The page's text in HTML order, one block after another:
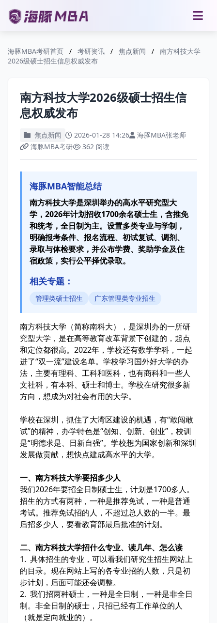
海豚MBA考研首页 / 考研资讯 / 焦点新闻 /
南方科技大学
2026级硕士招生信息权威发布
南方科技大学2026级硕士招生信
息权威发布
焦点新闻 2026-01-28 14:26
海豚MBA张老师
海豚MBA考研
362 阅读
海豚MBA智能总结
南方科技大学是深圳举办的高水平研究型大
学，2026年计划招收1700余名硕士生，含推免
和统考，全日制为主。设置多类专业与学制，
明确报考条件、报名流程、初试复试、调剂、
录取与体检要求，并公布学费、奖助学金及住
宿政策，实行公平择优录取。
相关专题：
管理类硕士招生 广东管理类专业招生
南方科技大学（简称南科大），是深圳办的一所研
究型大学，是在高等教育改革背景下创建的，起点
和定位都很高。2022年，学校还有数学学科，一起
进了“双一流”建设名单。学校学习国外好大学的办
法，主要有理科、工科和医科，也有商科和一些人
文社科，有本科、硕士和博士。学校在研究很多新
方向，想成为对社会有用的大学。
学校在深圳，抓住了大湾区建设的机遇，有“敢闯敢
试”的精神，办学特色是“创知、创新、创业”，校训
是“明德求是、日新自强”。学校想为国家创新和深圳
发展做贡献，想快点建成高水平的大学。
一、南方科技大学要招多少人
我们2026年要招全日制硕士生，计划是1700多人。
招生的方式有两种，一种是推荐免试，一种是普通
考试。推荐免试招的人，不超过总人数的一半。最
后招多少人，要看教育部最后批准的计划。
二、南方科技大学招什么专业、读几年、怎么读
1. 具体招生的专业，可以看我们研究生招生网站上
的目录。现在网站上写的各专业招的人数，只是初
步计划，后面可能还会调整。
2. 我们招两种硕士，一种是全日制，一种是非全日
制。非全日制的硕士，只招已经有工作单位的人
（就是定向就业的）。